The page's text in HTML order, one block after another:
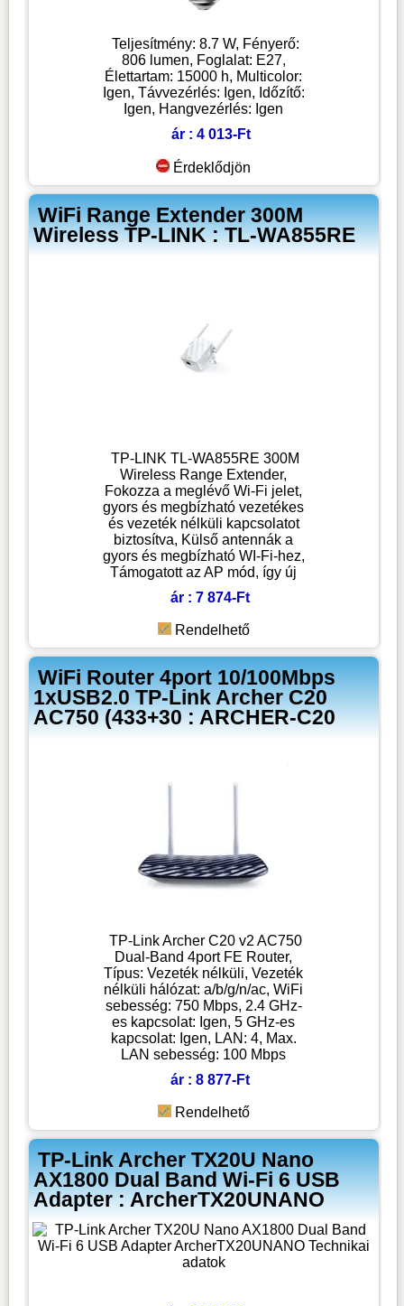
Teljesítmény: 8.7 W, Fényerő:
806 lumen, Foglalat: E27,
Élettartam: 15000 h, Multicolor:
Igen, Távvezérlés: Igen, Időzítő:
Igen, Hangvezérlés: Igen
ár : 4 013-Ft
Érdeklődjön
WiFi Range Extender 300M
Wireless TP-LINK : TL-WA855RE
TP-LINK TL-WA855RE 300M
Wireless Range Extender,
Fokozza a meglévő Wi-Fi jelet,
gyors és megbízható vezetékes
és vezeték nélküli kapcsolatot
biztosítva, Külső antennák a
gyors és megbízható WI-Fi-hez,
Támogatott az AP mód, így új
ár : 7 874-Ft
Rendelhető
WiFi Router 4port 10/100Mbps
1xUSB2.0 TP-Link Archer C20
AC750 (433+30 : ARCHER-C20
TP-Link Archer C20 v2 AC750
Dual-Band 4port FE Router,
Típus: Vezeték nélküli, Vezeték
nélküli hálózat: a/b/g/n/ac, WiFi
sebesség: 750 Mbps, 2.4 GHz-
es kapcsolat: Igen, 5 GHz-es
kapcsolat: Igen, LAN: 4, Max.
LAN sebesség: 100 Mbps
ár : 8 877-Ft
Rendelhető
TP-Link Archer TX20U Nano
AX1800 Dual Band Wi-Fi 6 USB
Adapter : ArcherTX20UNANO